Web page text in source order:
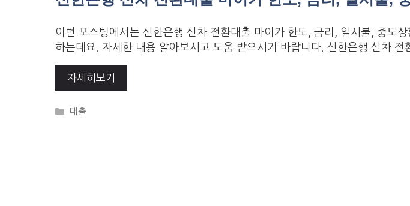
이번 포스팅에서는 신한은행 신차 전환대출 마이카 한도, 금리, 일시불, 중도
하는데요. 자세한 내용 알아보시고 도움 받으시기 바랍니다. 신한은행 신차
자세히보기
Categories
대출